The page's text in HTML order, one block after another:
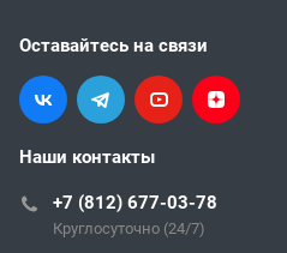
Оставайтесь на связи
Наши контакты
+7 (812) 677-03-78
Круглосуточно (24/7)